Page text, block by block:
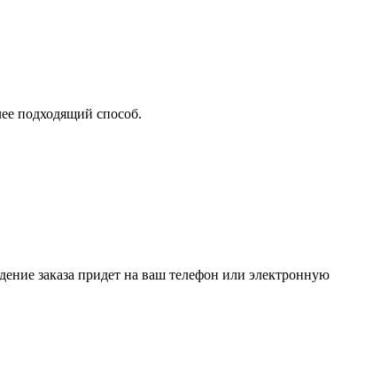
подходящий способ.
заказа придет на ваш телефон или электронную